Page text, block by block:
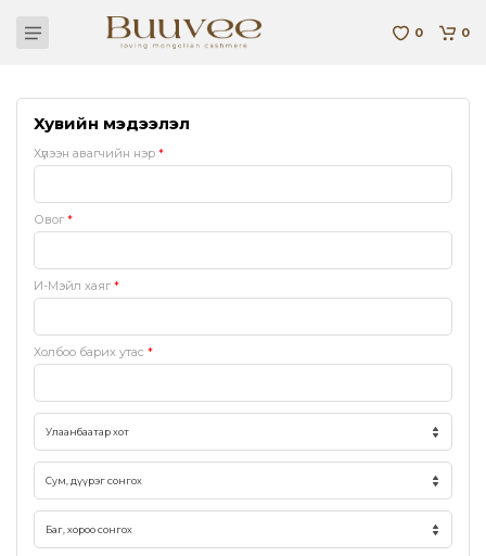
0 0
Хувийн мэдээлэл
Хүлээн авагчийн нэр *
Овог *
И-Мэйл хаяг *
Холбоо барих утас *